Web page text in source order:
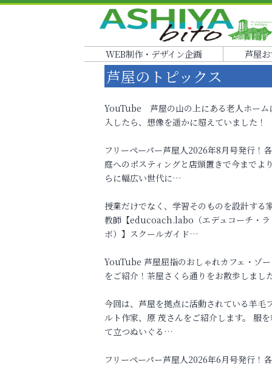
WEB制作・デザイン企画 芦屋
芦屋のトピックス
YouTube 芦屋の山の上にある老人ホーム
入したら、想像を遥かに超えていました！
フリーペーパー芦屋人2026年8月号発行！
庭へのポスティングと店頭置きで今までよ
らに幅広い世代に…
授業だけでなく、学習そのものを設計する
教師【educoach.labo（エデュコーチ・ラ
ボ）】スクールガイド…
YouTube 芦屋屈指のおしゃれカフェ・ゾ
をご紹介！茶屋さくら通りをお散歩しまし
今回は、芦屋を拠点に活動されている羊毛
ルト作家、原 茂さんをご紹介します。 服を
て立つぬいぐる…
フリーペーパー芦屋人2026年6月号発行！